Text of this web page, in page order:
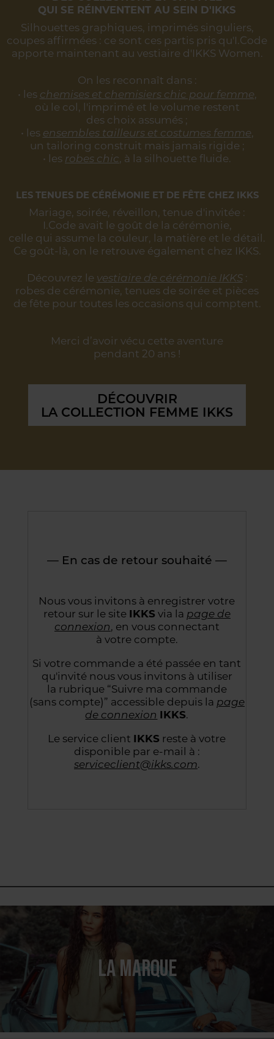
QUI SE RÉINVENTENT AU SEIN D'IKKS
Silhouettes graphiques, imprimés singuliers,
coupes affirmées : ce sont ces partis pris qu'I.Code
apporte maintenant au vestiaire d'IKKS Women.
On les reconnaît dans :
• les chemises et chemisiers chic pour femme,
où le col, l'imprimé et le volume restent
des choix assumés ;
• les ensembles tailleurs et costumes femme,
un tailoring construit mais jamais rigide ;
• les robes chic, à la silhouette fluide.
LES TENUES DE CÉRÉMONIE ET DE FÊTE CHEZ IKKS
Mariage, soirée, réveillon, tenue d'invitée :
I.Code avait le goût de la cérémonie,
celle qui assume la couleur, la matière et le détail.
Ce goût-là, on le retrouve également chez IKKS.
Découvrez le vestiaire de cérémonie IKKS:
robes de cérémonie, tenues de soirée et pièces
de fête pour toutes les occasions qui comptent.
Merci d’avoir vécu cette aventure
pendant 20 ans !
DÉCOUVRIR
LA COLLECTION FEMME IKKS
— En cas de retour souhaité —
Nous vous invitons à enregistrer votre
retour sur le site IKKS via la page de
connexion, en vous connectant
à votre compte.
Si votre commande a été passée en tant
qu'invité nous vous invitons à utiliser
la rubrique “Suivre ma commande
(sans compte)” accessible depuis la page
de connexion IKKS.
Le service client IKKS reste à votre
disponible par e-mail à :
serviceclient@ikks.com.
LA MARQUE